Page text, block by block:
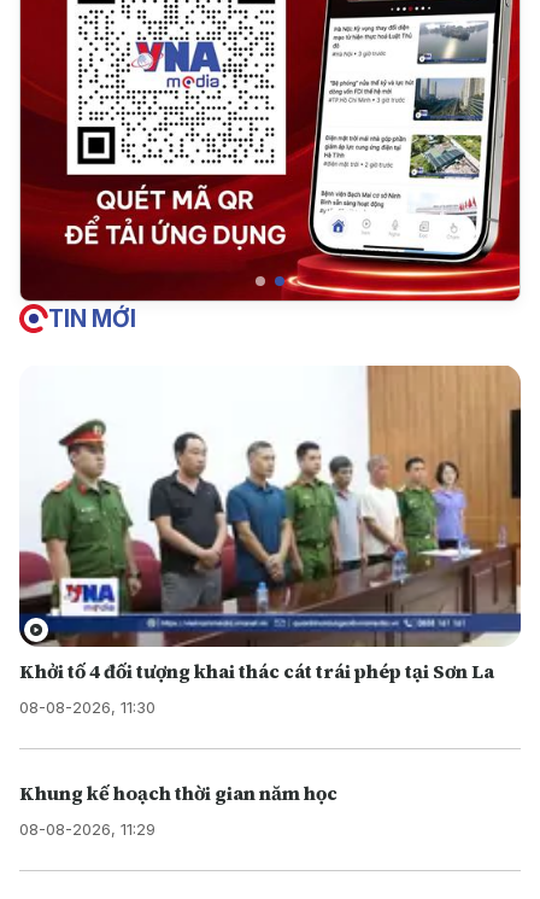
TIN MỚI
Khởi tố 4 đối tượng khai thác cát trái phép tại Sơn La
08-08-2026, 11:30
Khung kế hoạch thời gian năm học
08-08-2026, 11:29